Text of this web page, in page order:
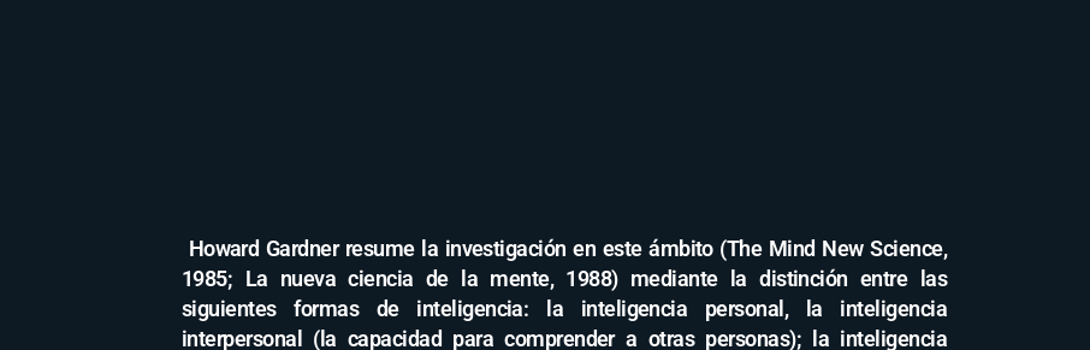
Howard Gardner resume la investigación en este ámbito (The Mind New Science,
1985; La nueva ciencia de la mente, 1988) mediante la distinción entre las
siguientes formas de inteligencia: la inteligencia personal, la inteligencia
interpersonal (la capacidad para comprender a otras personas); la inteligencia